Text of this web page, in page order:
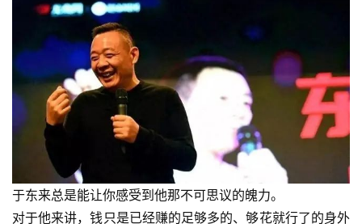
于东来总是能让你感受到他那不可思议的魄力。
对于他来讲，钱只是已经赚的足够多的、够花就行了的身外